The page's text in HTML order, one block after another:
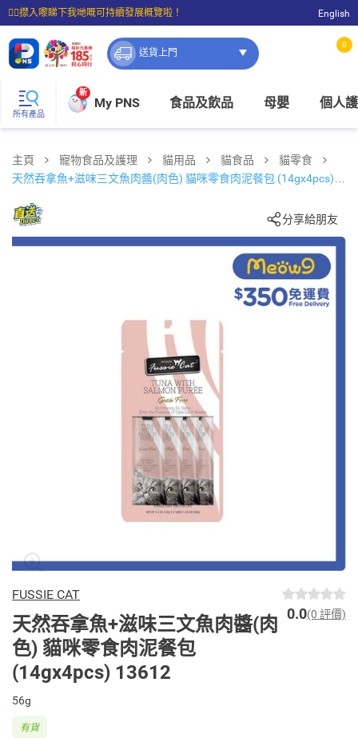
☝🏼㩒入嚟睇下我哋嘅可持續發展概覽啦！
⭐購物滿$399即享免費送貨；滿$100即可免費店取。
English
送貨上門
0
所有產品
新
My PNS 食品及飲品 母嬰 個人
主頁 寵物食品及護理 貓用品 貓食品
貓零食
天然吞拿魚+滋味三文魚肉醬(肉色) 貓咪零食肉泥餐包 (14gx4pcs)
分享給朋友
FUSSIE CAT
天然吞拿魚+滋味三文魚肉醬(肉
色) 貓咪零食肉泥餐包
(14gx4pcs) 13612
0.0(0 評價)
56g
有貨